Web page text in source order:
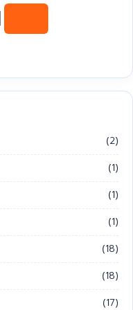
(2)
(1)
(1)
(1)
(18)
(18)
(17)